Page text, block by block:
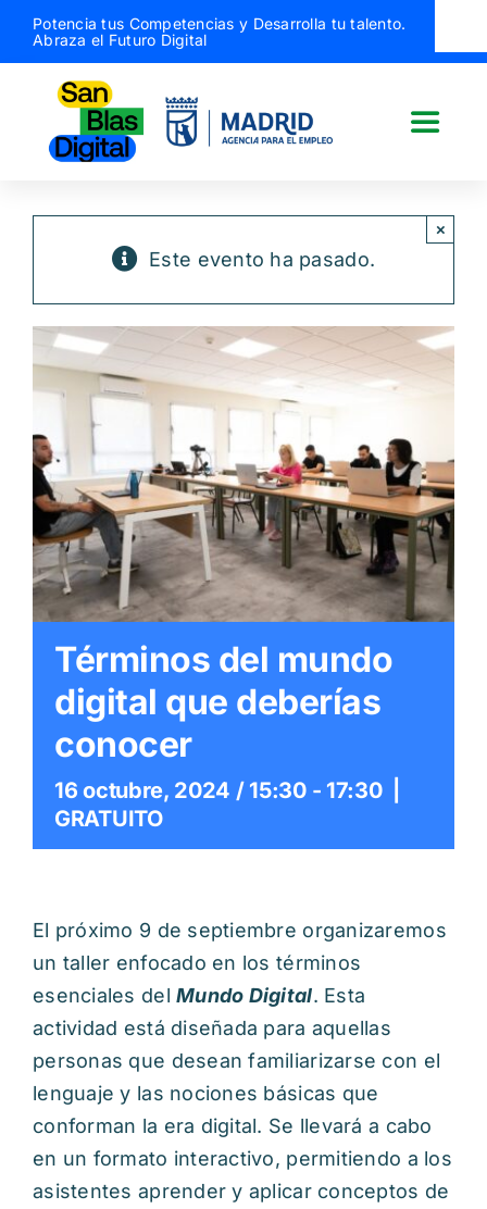
Saltar
contenido
Potencia tus Competencias y Desarrolla tu talento.
Abraza el Futuro Digital
Toggle
Quiénes somos
¿Qué hacemos?
Actividades
Itinerarios
Mediateca
Buscar:
Este evento ha pasado.
×
Términos del mundo
digital que deberías
conocer
16 octubre, 2024 / 15:30- 17:30
GRATUITO
El próximo 9 de septiembre organizaremos
un taller enfocado en los términos
esenciales delMundo Digital. Esta
actividad está diseñada para aquellas
personas que desean familiarizarse con el
lenguaje y las nociones básicas que
conforman la era digital. Se llevará a cabo
en un formato interactivo, permitiendo a los
asistentes aprender y aplicar conceptos de